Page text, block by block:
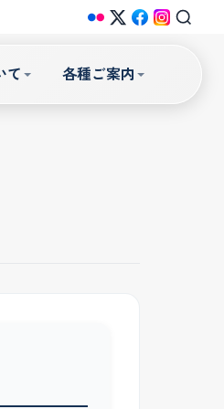
て 各種ご案内